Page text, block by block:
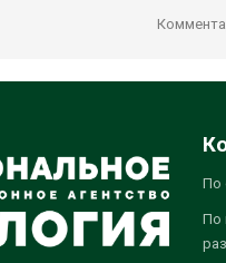
По
По